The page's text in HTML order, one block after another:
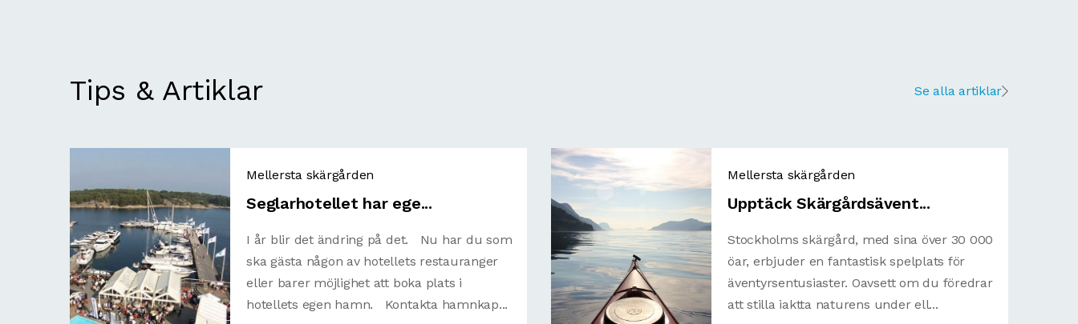
Tips & Artiklar Se alla artiklar
Mellersta skärgården
Seglarhotellet har ege...
I år blir det ändring på det. Nu har du som
ska gästa någon av hotellets restauranger
eller barer möjlighet att boka plats i
hotellets egen hamn. Kontakta hamnkap...
Mellersta skärgården
Upptäck Skärgårdsävent...
Stockholms skärgård, med sina över 30 000
öar, erbjuder en fantastisk spelplats för
äventyrsentusiaster. Oavsett om du föredrar
att stilla iaktta naturens under ell...